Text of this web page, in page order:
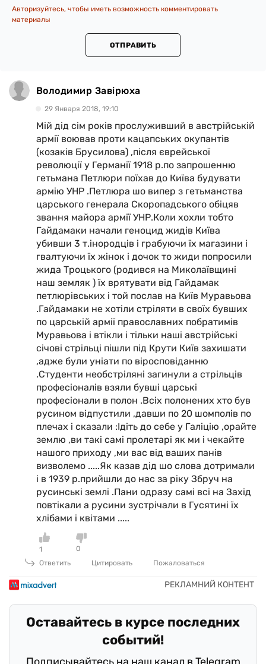
Авторизуйтесь, чтобы иметь возможность комментировать
материалы
ОТПРАВИТЬ
Володимир Завірюха
29 Января 2018, 19:10
Мій дід сім років прослуживший в австрійській
армії воював проти кацапських окупантів
(козаків Брусилова) ,після єврейської
революції у Германії 1918 р.по запрошенню
гетьмана Петлюри поїхав до Київа будувати
армію УНР .Петлюра шо випер з гетьманства
царського генерала Скоропадського обіцяв
звання майора армії УНР.Коли хохли тобто
Гайдамаки начали геноцид жидів Київа
убивши 3 т.інородців і грабуючи їх магазини і
гвалтуючи їх жінок і дочок то жиди попросили
жида Троцького (родився на Миколаївщині
наш земляк ) їх врятувати від Гайдамак
петлюрівських і той послав на Київ Муравьова
.Гайдамаки не хотіли стріляти в своїх бувших
по царській армії православних побратимів
Муравьова і втікли і тільки наші австрійські
січові стрільці пішли під Крути Київ захишати
,адже були уніати по віросповіданню
.Студенти необстріляні загинули а стрільців
професіоналів взяли бувші царські
професіонали в полон .Всіх полонених хто був
русином відпустили ,давши по 20 шомполів по
плечах і сказали :Ідіть до себе у Галіцію ,орайте
землю ,ви такі самі пролетарі як ми і чекайте
нашого приходу ,ми вас від ваших панів
визволемо .....Як казав дід шо слова дотримали
і в 1939 р.прийшли до нас за ріку Збруч на
русинські землі .Пани одразу самі всі на Захід
повтікали а русини зустрічали в Гусятині їх
хлібами і квітами .....
1
0
Ответить
Цитировать Пожаловаться
Оставайтесь в курсе последних
событий!